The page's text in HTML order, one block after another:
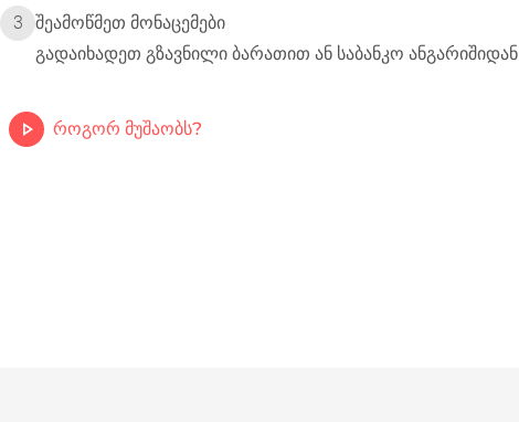
3
შეამოწმეთ მონაცემები
გადაიხადეთ გზავნილი ბარათით ან საბანკო ანგარიშიდან
როგორ მუშაობს?